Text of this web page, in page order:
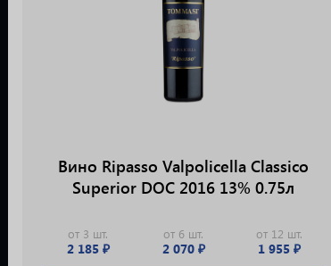
Вино Ripasso Valpolicella Classico
Superior DOC 2016 13% 0.75л
2 185 ₽
от 3 шт.
2 070 ₽
от 6 шт.
1 955 ₽
от 12 шт.